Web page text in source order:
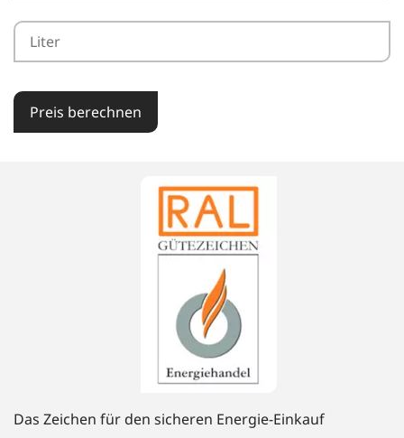
Preis berechnen
Das Zeichen für den sicheren Energie-Einkauf